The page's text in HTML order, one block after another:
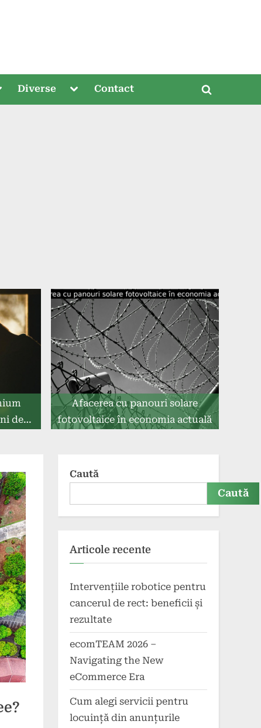
Diverse
Toggle
menu
Contact
Toggle
de
Afacerea cu panouri solare
fotovoltaice în economia actuală
Caută
Caută
Articole recente
Intervențiile robotice pentru
cancerul de rect: beneficii și
rezultate
ecomTEAM 2026 –
Navigating the New
eCommerce Era
Cum alegi servicii pentru
locuință din anunțurile